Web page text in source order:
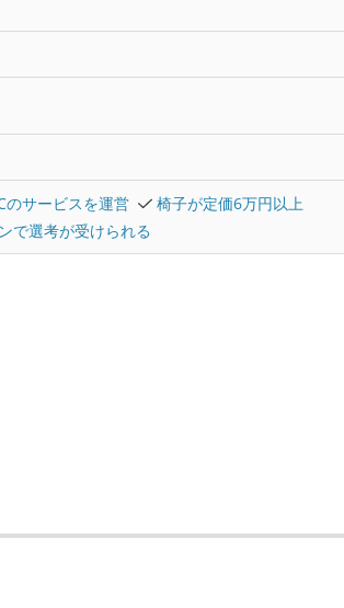
のサービスを運営
椅子が定価6万円以上
で選考が受けられる